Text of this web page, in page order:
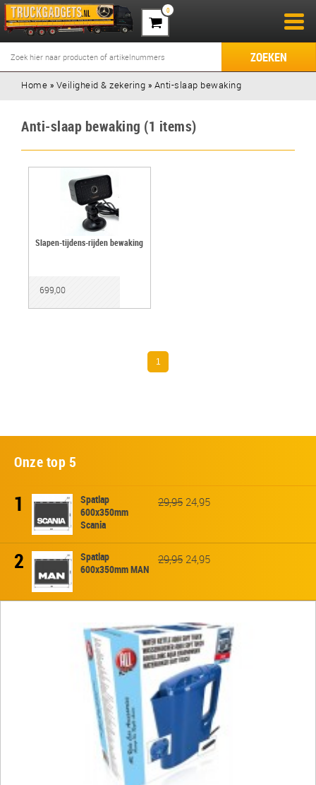
0
ZOEKEN
Home » Veiligheid & zekering » Anti-slaap bewaking
Anti-slaap bewaking (1 items)
Slapen-tijdens-rijden bewaking
699,00
1
Onze top 5
1
Spatlap
600x350mm
Scania
29,95 24,95
2
Spatlap
600x350mm MAN
29,95 24,95